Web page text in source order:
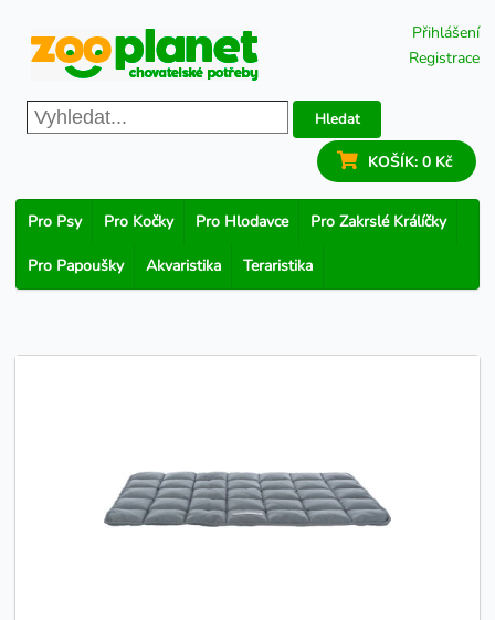
Přihlášení
Registrace
Hledat
KOŠÍK: 0 Kč
Pro Psy Pro Kočky Pro Hlodavce Pro Zakrslé Králíčky
Pro Papoušky Akvaristika Teraristika